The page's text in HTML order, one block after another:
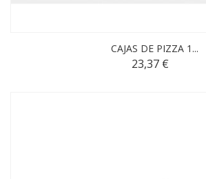
CAJAS DE PIZZA 1...
23,37 €